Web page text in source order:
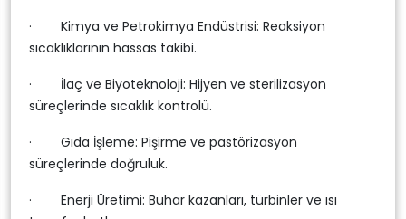
· Kimya ve Petrokimya Endüstrisi: Reaksiyon
sıcaklıklarının hassas takibi.
· İlaç ve Biyoteknoloji: Hijyen ve sterilizasyon
süreçlerinde sıcaklık kontrolü.
· Gıda İşleme: Pişirme ve pastörizasyon
süreçlerinde doğruluk.
· Enerji Üretimi: Buhar kazanları, türbinler ve ısı